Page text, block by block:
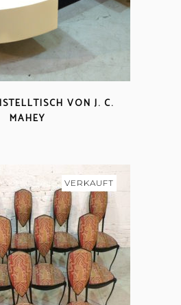
VON J. C.
MAHEY
VERKAUFT